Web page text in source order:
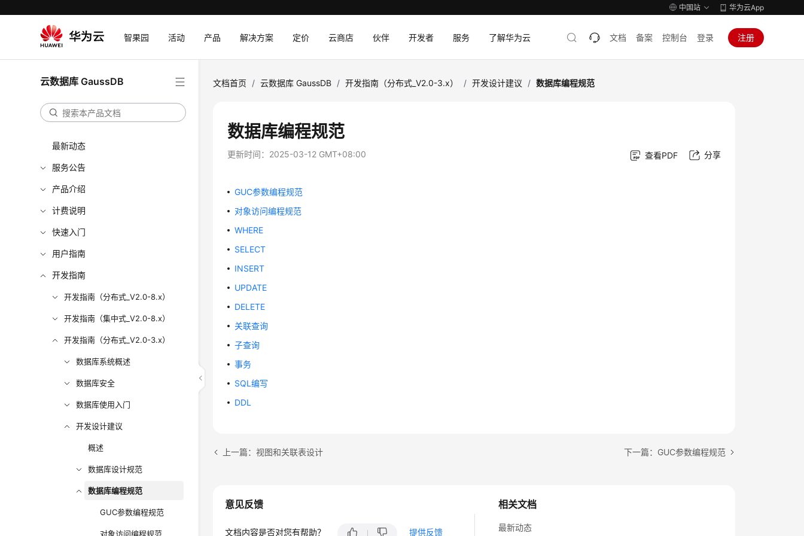
中国站 华为云App
智果园 活动 产品 解决方案 定价 云商店 伙伴 开发者 服务 了解华为云 文档 备案 控制台 登录 注册
云数据库 GaussDB
最新动态
服务公告
产品介绍
计费说明
快速入门
用户指南
开发指南
开发指南（分布式_V2.0-8.x）
开发指南（集中式_V2.0-8.x）
开发指南（分布式_V2.0-3.x）
数据库系统概述
数据库安全
数据库使用入门
开发设计建议
概述
数据库设计规范
数据库编程规范
GUC参数编程规范
对象访问编程规范
文档首页 / 云数据库 GaussDB / 开发指南（分布式_V2.0-3.x） / 开发设计建议 / 数据库编程规范
数据库编程规范
更新时间： 2025-03-12 GMT+08:00 查看PDF 分享
GUC参数编程规范
对象访问编程规范
WHERE
SELECT
INSERT
UPDATE
DELETE
关联查询
子查询
事务
SQL编写
DDL
上一篇：视图和关联表设计 下一篇：GUC参数编程规范
相关文档
最新动态
意见反馈
文档内容是否对您有帮助？ 提供反馈